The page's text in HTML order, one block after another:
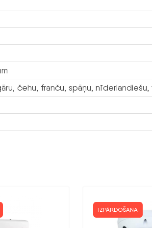
čehu, franču, spāņu,
IZPĀRDOŠANA